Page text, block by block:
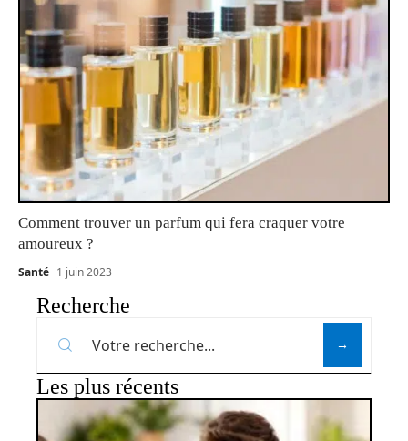
Comment trouver un parfum qui fera craquer votre
amoureux ?
Santé 1 juin 2023
Recherche
Les plus récents